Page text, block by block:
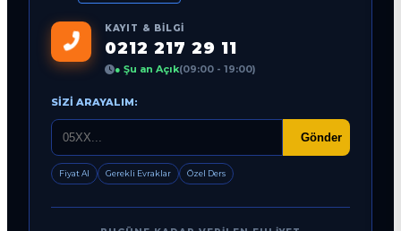
KAYIT & BILGI
0212 217 29 11
● Şu an Açık(09:00 - 19:00)
SIZI ARAYALIM:
Gönder
Fiyat Al Gerekli Evraklar Özel Ders